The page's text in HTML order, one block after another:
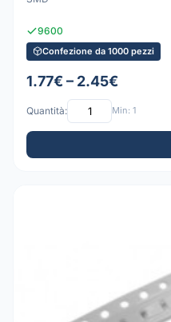
9600
Confezione da 1000 pezzi
1.77€ – 2.45€
Quantità: Min: 1